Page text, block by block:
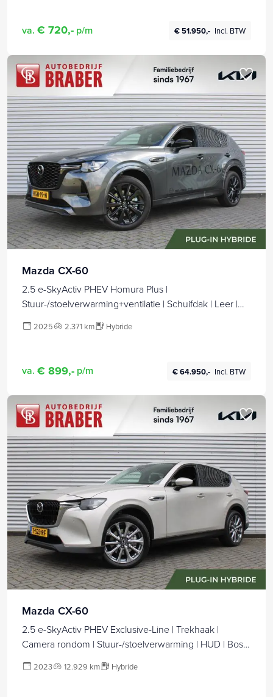
va. € 720,- p/m € 51.950,- Incl. BTW
Mazda CX-60
2.5 e-SkyActiv PHEV Homura Plus |
Stuur-/stoelverwarming+ventilatie | Schuifdak | Leer |
20" LM |
2025 2.371 km Hybride
va. € 899,- p/m € 64.950,- Incl. BTW
Mazda CX-60
2.5 e-SkyActiv PHEV Exclusive-Line | Trekhaak |
Camera rondom | Stuur-/stoelverwarming | HUD | Bose
2023 12.929 km Hybride